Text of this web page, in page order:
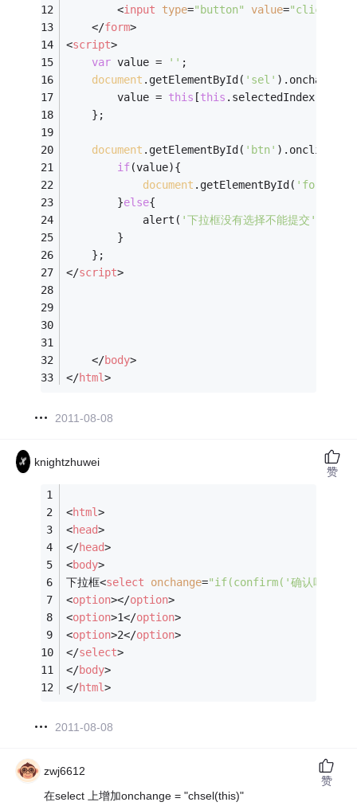
<input type="button" value="click me"
</form>
<script>
var value = '' ;
document .getElementById( 'sel' ).onchange
		value =
this [this
	};
document .getElementById( 'btn' ).onclick =
if(value){
document .getElementById( 'form1'
		}
else{
			alert(
'下拉框没有选择不能提交'
		}
	};
</script>
</body>
</html>
2011-08-08
knightzhuwei
<html>
<head>
</head>
<body>
下拉框<select onchange="if(confirm('确认吗？
<option></option>
<option>1</option>
<option>2</option>
</select>
</body>
</html>
2011-08-08
赞
zwj6612
在select 上增加onchange = "chsel(this)"
赞